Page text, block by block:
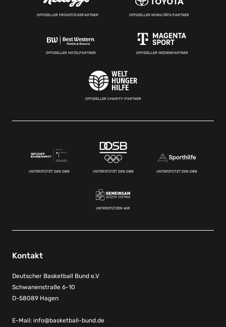
OFFIZIELLER FRÜHSTÜCKSPARTNER OFFIZIELLER MOBILITÄTS-PARTNER
OFFIZIELLER HOTELPARTNER OFFIZIELLER MEDIENPARTNER
OFFIZIELLER CHARITY-PARTNER
UNTERSTÜTZT DEN DBB UNTERSTÜTZT DEN DBB UNTERSTÜTZT DEN DBB
UNTERSTÜTZEN WIR
Kontakt
Deutscher Basketball Bund e.V
Schwanenstraße 6-10
D-58089 Hagen
E-Mail: info@basketball-bund.de